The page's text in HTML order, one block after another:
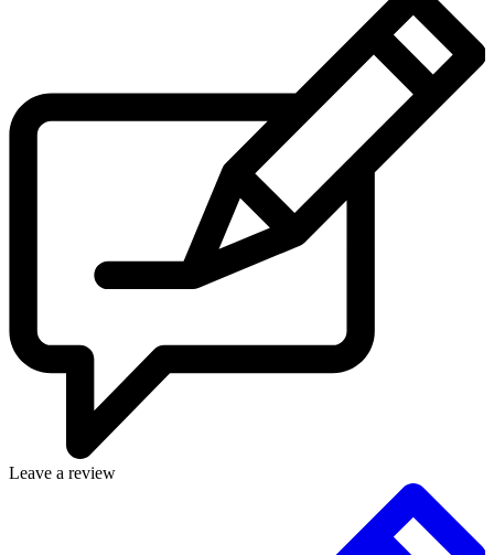
Leave a review